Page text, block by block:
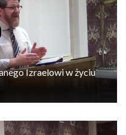
Izraelowi w życiu